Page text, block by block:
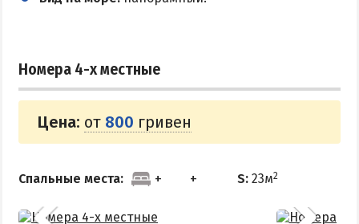
Номера 4-х местные
Цена: от 800 гривен
Спальные места: S: 23м2